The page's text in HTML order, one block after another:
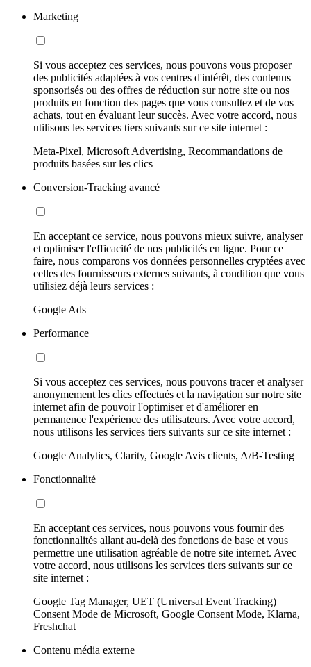
Marketing
Si vous acceptez ces services, nous pouvons vous proposer
des publicités adaptées à vos centres d'intérêt, des contenus
sponsorisés ou des offres de réduction sur notre site ou nos
produits en fonction des pages que vous consultez et de vos
achats, tout en évaluant leur succès. Avec votre accord, nous
utilisons les services tiers suivants sur ce site internet :
Meta-Pixel, Microsoft Advertising, Recommandations de
produits basées sur les clics
Conversion-Tracking avancé
En acceptant ce service, nous pouvons mieux suivre, analyser
et optimiser l'efficacité de nos publicités en ligne. Pour ce
faire, nous comparons vos données personnelles cryptées avec
celles des fournisseurs externes suivants, à condition que vous
utilisiez déjà leurs services :
Google Ads
Performance
Si vous acceptez ces services, nous pouvons tracer et analyser
anonymement les clics effectués et la navigation sur notre site
internet afin de pouvoir l'optimiser et d'améliorer en
permanence l'expérience des utilisateurs. Avec votre accord,
nous utilisons les services tiers suivants sur ce site internet :
Google Analytics, Clarity, Google Avis clients, A/B-Testing
Fonctionnalité
En acceptant ces services, nous pouvons vous fournir des
fonctionnalités allant au-delà des fonctions de base et vous
permettre une utilisation agréable de notre site internet. Avec
votre accord, nous utilisons les services tiers suivants sur ce
site internet :
Google Tag Manager, UET (Universal Event Tracking)
Consent Mode de Microsoft, Google Consent Mode, Klarna,
Freshchat
Contenu média externe